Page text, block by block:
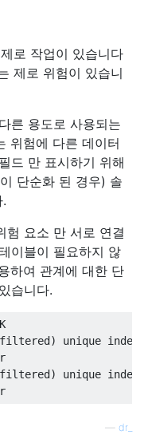
로 작업이 있습니다
제로 위험이 있습니
른 용도로 사용되는
위험에 다른 데이터
드 만 표시하기 위해
단순화 된 경우) 솔
험 요소 만 서로 연결
이블이 필요하지 않
하여 관계에 대한 단
습니다.
filtered ) unique index
filtered ) unique index
dr_